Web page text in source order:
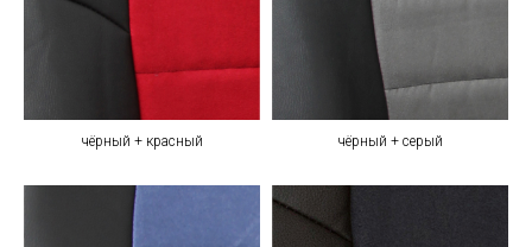
чёрный + красный чёрный + серый